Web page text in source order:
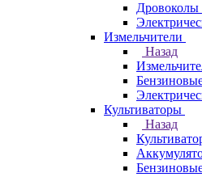
Дровоколы
Измельчители
Назад
Культиваторы
Назад